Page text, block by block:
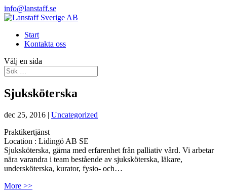
info@lanstaff.se
Start
Kontakta oss
Välj en sida
Sjuksköterska
dec 25, 2016 | Uncategorized
Praktikertjänst
Location : Lidingö AB SE
Sjuksköterska, gärna med erfarenhet från palliativ vård. Vi arbetar
nära varandra i team bestående av sjuksköterska, läkare,
undersköterska, kurator, fysio- och…
More >>